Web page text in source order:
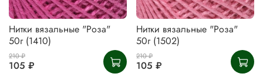
Нитки вязальные "Роза"
50г (1410)
210 ₽
105 ₽
Нитки вязальные "Роза"
50г (1502)
210 ₽
105 ₽